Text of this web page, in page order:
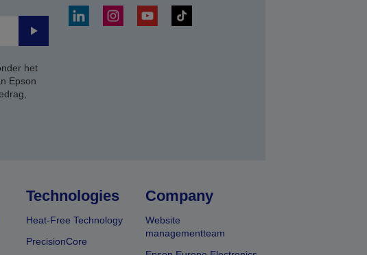
Verzenden
het
Epson
Technologies
Heat-Free Technology
PrecisionCore
Company
Website
managementteam